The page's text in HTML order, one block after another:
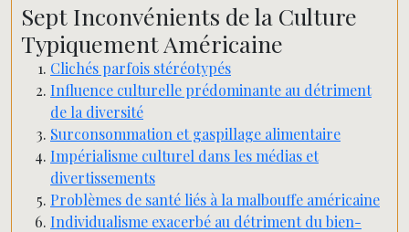
Sept Inconvénients de la Culture
Typiquement Américaine
Clichés parfois stéréotypés
Influence culturelle prédominante au détriment
de la diversité
Surconsommation et gaspillage alimentaire
Impérialisme culturel dans les médias et
divertissements
Problèmes de santé liés à la malbouffe américaine
Individualisme exacerbé au détriment du bien-